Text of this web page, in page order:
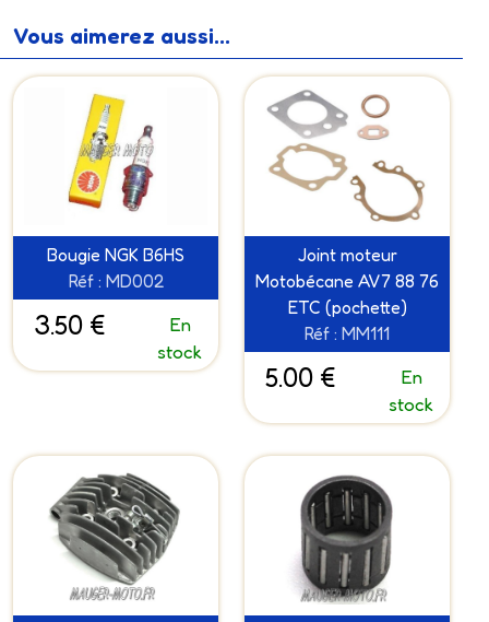
Vous aimerez aussi...
Bougie NGK B6HS
Réf : MD002
3.50 €
En
stock
Joint moteur
Motobécane AV7 88 76
ETC (pochette)
Réf : MM111
5.00 €
En
stock